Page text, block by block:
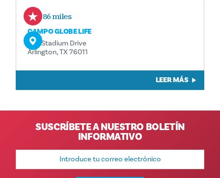
1.86 miles
CAMPO GLOBE LIFE
734 Stadium Drive
Arlington, TX 76011
LEER MÁS
SUSCRÍBETE A NUESTRO BOLETÍN
INFORMATIVO
Dirección
correo